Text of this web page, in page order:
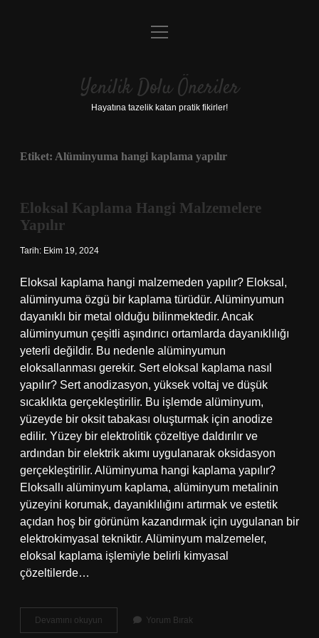
Anasayfa
Yasal Uyarı
menüyü
Yenilik Dolu Öneriler
Hayatına tazelik katan pratik fikirler!
Etiket: Alüminyuma hangi kaplama yapılır
Eloksal Kaplama Hangi Malzemelere
Yapılır
Tarih: Ekim 19, 2024
Eloksal kaplama hangi malzemeden yapılır? Eloksal,
alüminyuma özgü bir kaplama türüdür. Alüminyumun
dayanıklı bir metal olduğu bilinmektedir. Ancak
alüminyumun çeşitli aşındırıcı ortamlarda dayanıklılığı
yeterli değildir. Bu nedenle alüminyumun
eloksallanması gerekir. Sert eloksal kaplama nasıl
yapılır? Sert anodizasyon, yüksek voltaj ve düşük
sıcaklıkta gerçekleştirilir. Bu işlemde alüminyum,
yüzeyde bir oksit tabakası oluşturmak için anodize
edilir. Yüzey bir elektrolitik çözeltiye daldırılır ve
ardından bir elektrik akımı uygulanarak oksidasyon
gerçekleştirilir. Alüminyuma hangi kaplama yapılır?
Eloksallı alüminyum kaplama, alüminyum metalinin
yüzeyini korumak, dayanıklılığını artırmak ve estetik
açıdan hoş bir görünüm kazandırmak için uygulanan bir
elektrokimyasal tekniktir. Alüminyum malzemeler,
eloksal kaplama işlemiyle belirli kimyasal
çözeltilerde…
Devamını okuyun
Kaplama
Yorum Bırak